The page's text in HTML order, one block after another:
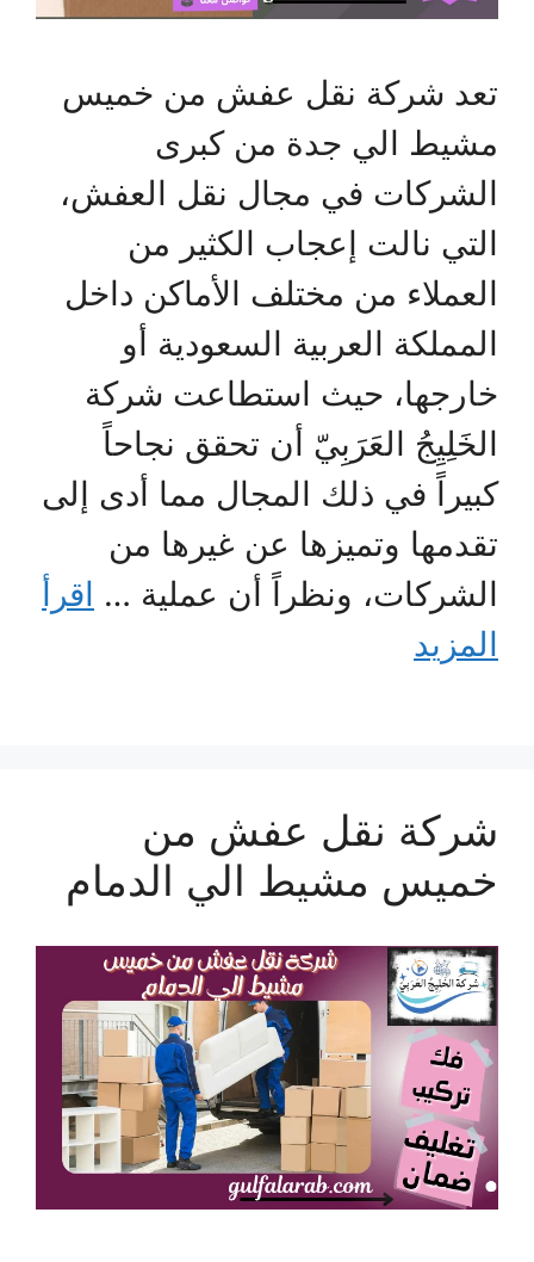
تعد شركة نقل عفش من خميس
مشيط الي جدة من كبرى
الشركات في مجال نقل العفش،
التي نالت إعجاب الكثير من
العملاء من مختلف الأماكن داخل
المملكة العربية السعودية أو
خارجها، حيث استطاعت شركة
الخَلِيِجُ العَرَبِيّ أن تحقق نجاحاً
كبيراً في ذلك المجال مما أدى إلى
تقدمها وتميزها عن غيرها من
الشركات، ونظراً أن عملية … اقرأ
المزيد
شركة نقل عفش من
خميس مشيط الي الدمام